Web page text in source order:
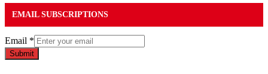
EMAIL SUBSCRIPTIONS
Email *
Submit